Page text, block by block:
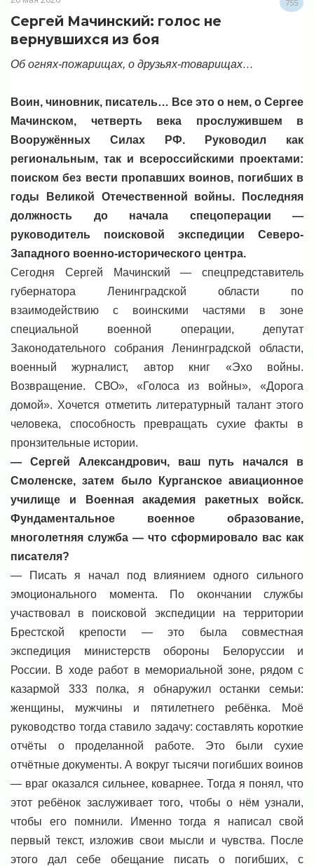
755
Сергей Мачинский: голос не
вернувшихся из боя
Об огнях-пожарищах, о друзьях-товарищах…
Воин, чиновник, писатель… Все это о нем, о Сергее
Мачинском, четверть века прослужившем в
Вооружённых Силах РФ. Руководил как
региональным, так и всероссийскими проектами:
поиском без вести пропавших воинов, погибших в
годы Великой Отечественной войны. Последняя
должность до начала спецоперации —
руководитель поисковой экспедиции Северо-
Западного военно-исторического центра.
Сегодня Сергей Мачинский — спецпредставитель
губернатора Ленинградской области по
взаимодействию с воинскими частями в зоне
специальной военной операции, депутат
Законодательного собрания Ленинградской области,
военный журналист, автор книг «Эхо войны.
Возвращение. СВО», «Голоса из войны», «Дорога
домой». Хочется отметить литературный талант этого
человека, способность превращать сухие факты в
пронзительные истории.
— Сергей Александрович, ваш путь начался в
Смоленске, затем было Курганское авиационное
училище и Военная академия ракетных войск.
Фундаментальное военное образование,
многолетняя служба — что сформировало вас как
писателя?
— Писать я начал под влиянием одного сильного
эмоционального момента. По окончании службы
участвовал в поисковой экспедиции на территории
Брестской крепости — это была совместная
экспедиция министерств обороны Белоруссии и
России. В ходе работ в мемориальной зоне, рядом с
казармой 333 полка, я обнаружил останки семьи:
женщины, мужчины и пятилетнего ребёнка. Моё
руководство тогда ставило задачу: составлять короткие
отчёты о проделанной работе. Это были сухие
отчётные документы. А вокруг тысячи погибших воинов
— враг оказался сильнее, коварнее. Тогда я понял, что
этот ребёнок заслуживает того, чтобы о нём узнали,
чтобы его помнили. Именно тогда я написал свой
первый текст, изложив свои мысли и чувства. После
этого дал себе обещание писать о погибших, с